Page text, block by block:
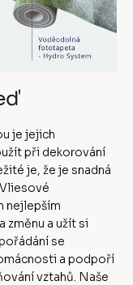
je jejich
při dekorování
je, že je snadná
nejlepším
změnu a užít si
se
a podpoří
vztahů. Naše